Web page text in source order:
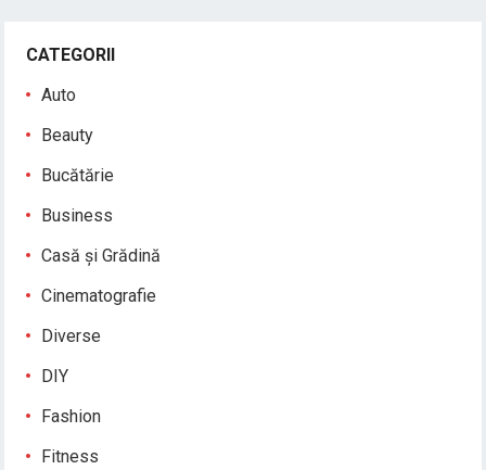
CATEGORII
Auto
Beauty
Bucătărie
Business
Casă și Grădină
Cinematografie
Diverse
DIY
Fashion
Fitness